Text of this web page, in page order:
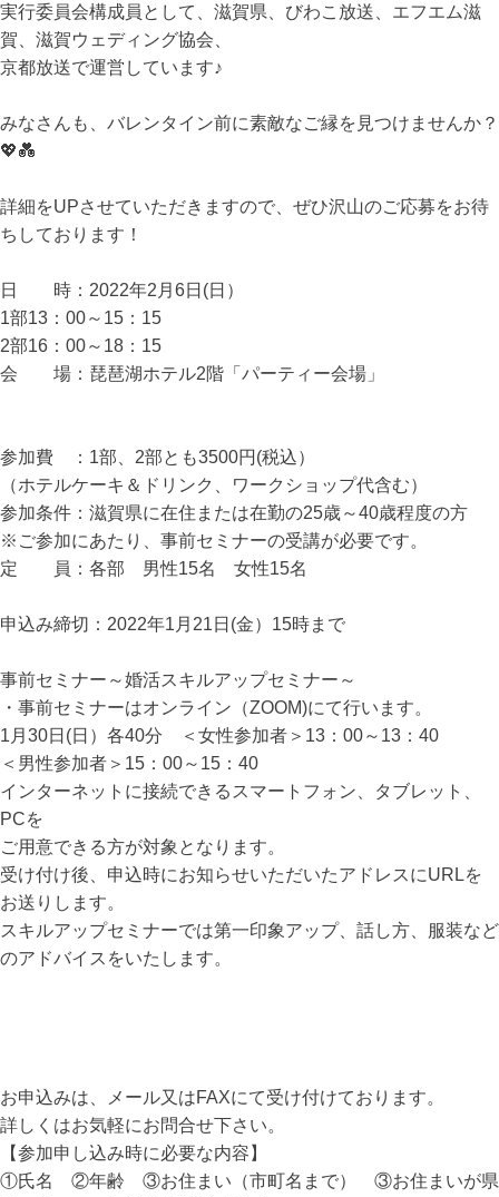
実行委員会構成員として、滋賀県、びわこ放送、エフエム滋
賀、滋賀ウェディング協会、
京都放送で運営しています♪
みなさんも、バレンタイン前に素敵なご縁を見つけませんか？
💖💑
詳細をUPさせていただきますので、ぜひ沢山のご応募をお待
ちしております！
日 時：2022年2月6日(日）
1部13：00～15：15
2部16：00～18：15
会 場：琵琶湖ホテル2階「パーティー会場」
参加費 ：1部、2部とも3500円(税込）
（ホテルケーキ＆ドリンク、ワークショップ代含む）
参加条件：滋賀県に在住または在勤の25歳～40歳程度の方
※ご参加にあたり、事前セミナーの受講が必要です。
定 員：各部 男性15名 女性15名
申込み締切：2022年1月21日(金）15時まで
事前セミナー～婚活スキルアップセミナー～
・事前セミナーはオンライン（ZOOM)にて行います。
1月30日(日）各40分 ＜女性参加者＞13：00～13：40
＜男性参加者＞15：00～15：40
インターネットに接続できるスマートフォン、タブレット、
PCを
ご用意できる方が対象となります。
受け付け後、申込時にお知らせいただいたアドレスにURLを
お送りします。
スキルアップセミナーでは第一印象アップ、話し方、服装など
のアドバイスをいたします。
お申込みは、メール又はFAXにて受け付けております。
詳しくはお気軽にお問合せ下さい。
【参加申し込み時に必要な内容】
①氏名 ②年齢 ③お住まい（市町名まで） ③お住まいが県